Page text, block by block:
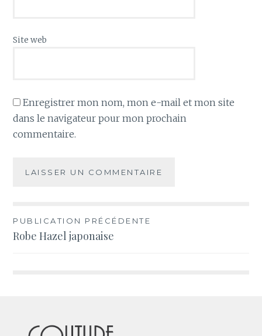
Site web
Enregistrer mon nom, mon e-mail et mon site
dans le navigateur pour mon prochain
commentaire.
Navigation
de
PUBLICATION PRÉCÉDENTE
Robe Hazel japonaise